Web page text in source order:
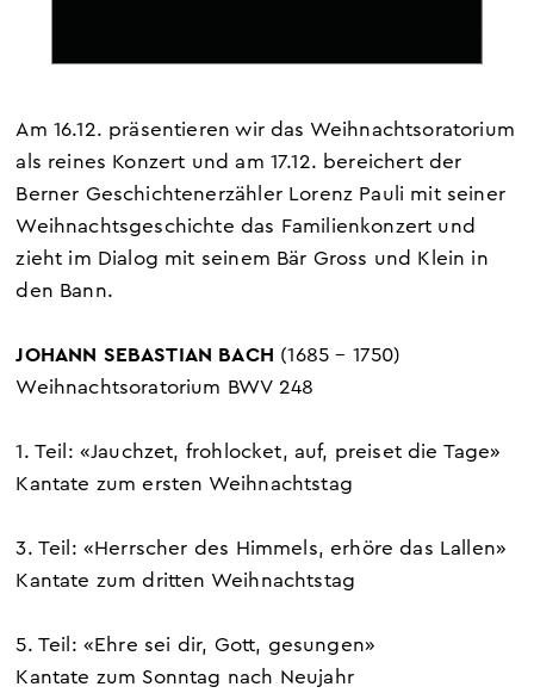
Am 16.12. präsentieren wir das Weihnachtsoratorium
als reines Konzert und am 17.12. bereichert der
Berner Geschichtenerzähler Lorenz Pauli mit seiner
Weihnachtsgeschichte das Familienkonzert und
zieht im Dialog mit seinem Bär Gross und Klein in
den Bann.
JOHANN SEBASTIAN BACH (1685 – 1750)
Weihnachtsoratorium BWV 248
1. Teil: «Jauchzet, frohlocket, auf, preiset die Tage»
Kantate zum ersten Weihnachtstag
3. Teil: «Herrscher des Himmels, erhöre das Lallen»
Kantate zum dritten Weihnachtstag
5. Teil: «Ehre sei dir, Gott, gesungen»
Kantate zum Sonntag nach Neujahr